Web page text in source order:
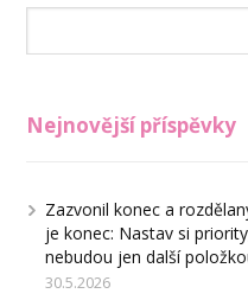
Nejnovější příspěvky
Zazvonil konec a
je konec: Nastav si
nebudou jen další
30.5.2026